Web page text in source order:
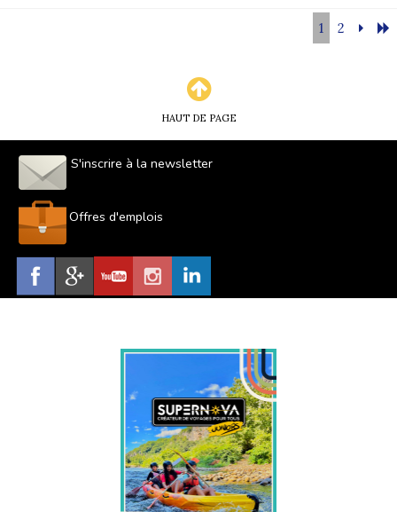
1 2
HAUT DE PAGE
S'inscrire à la newsletter
Offres d'emplois